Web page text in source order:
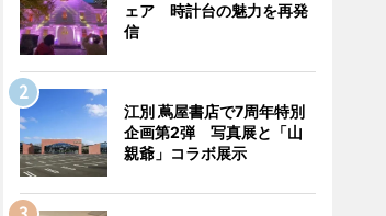
ェア 時計台の魅力を再発
信
江別 蔦屋書店で7周年特別
企画第2弾 写真展と「山
親爺」コラボ展示